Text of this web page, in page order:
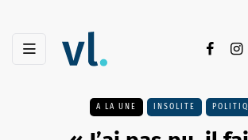
A LA UNE INSOLITE